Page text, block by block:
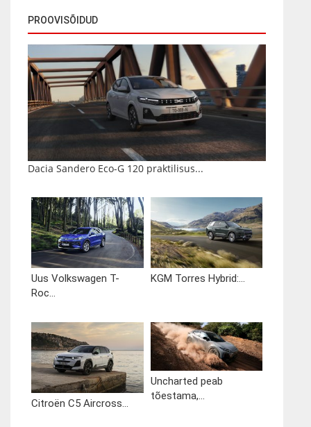
PROOVISÕIDUD
Dacia Sandero Eco-G 120 praktilisus...
Uus Volkswagen T-
Roc...
KGM Torres Hybrid:...
Citroën C5 Aircross...
Uncharted peab
tõestama,...